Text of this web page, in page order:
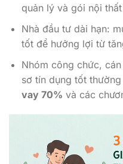
quản lý và gói nội
Nhà đầu tư dài hạn:
tốt để hưởng lợi từ
Nhóm công chức,
sơ tín dụng tốt
vay 70% và các